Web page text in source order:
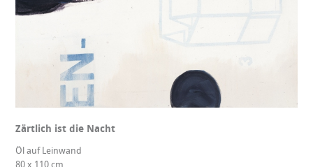
Zärtlich ist die Nacht
Öl auf Leinwand
80 x 110 cm